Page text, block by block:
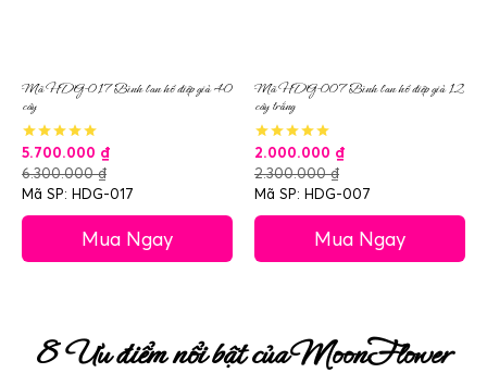
Mã HDG-017 Bình lan hồ điệp giả 40
cây
5.700.000 ₫
6.300.000₫
Mã SP: HDG-017
Mua Ngay
Mã HDG-007 Bình lan hồ điệp giả 12
cây trắng
2.000.000 ₫
2.300.000₫
Mã SP: HDG-007
Mua Ngay
8 Ưu điểm nổi bật của MoonFlower